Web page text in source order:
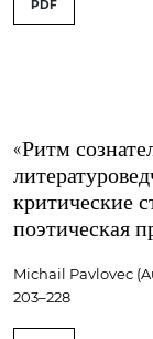
PDF
«Ритм
критические
поэтическая
Michail Pavlovec
203–228